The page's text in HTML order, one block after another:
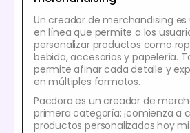
Un creador de merchandising
en línea que permite a los
personalizar productos como
bebida, accesorios y papelería.
permite afinar cada detalle y
en múltiples formatos.
Pacdora es un creador de
primera categoría: ¡comienza a
productos personalizados hoy